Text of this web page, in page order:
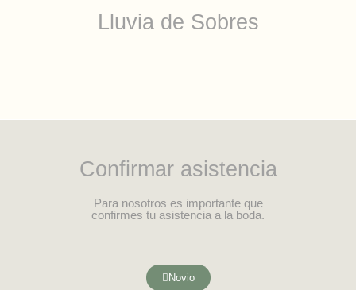
Lluvia de Sobres
Confirmar asistencia
Para nosotros es importante que
confirmes tu asistencia a la boda.
Novio